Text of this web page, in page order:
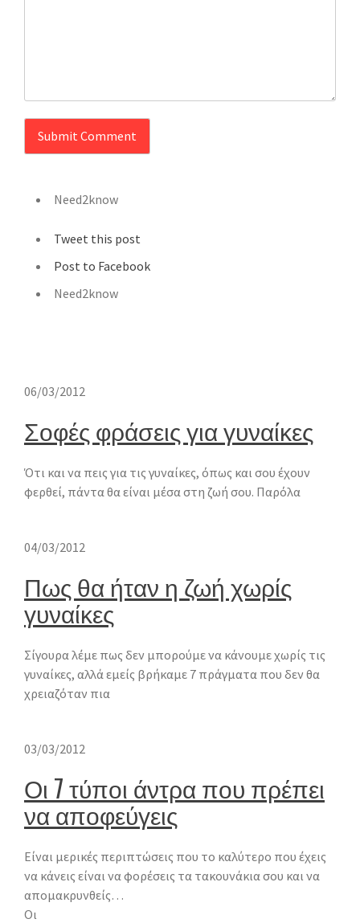
Need2know
Tweet this post
Post to Facebook
Need2know
06/03/2012
Σοφές φράσεις για γυναίκες
Ότι και να πεις για τις γυναίκες, όπως και σου έχουν
φερθεί, πάντα θα είναι μέσα στη ζωή σου. Παρόλα
04/03/2012
Πως θα ήταν η ζωή χωρίς
γυναίκες
Σίγουρα λέμε πως δεν μπορούμε να κάνουμε χωρίς τις
γυναίκες, αλλά εμείς βρήκαμε 7 πράγματα που δεν θα
χρειαζόταν πια
03/03/2012
Οι 7 τύποι άντρα που πρέπει
να αποφεύγεις
Είναι μερικές περιπτώσεις που το καλύτερο που έχεις
να κάνεις είναι να φορέσεις τα τακουνάκια σου και να
απομακρυνθείς…
Oι